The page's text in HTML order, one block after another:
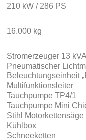
210 kW / 286 PS
16.000 kg
Stromerzeuger 13 kVA
Pneumatischer
Beleuchtungseinheit
Multifunktionsleiter
Tauchpumpe TP4/1
Tauchpumpe Mini
Stihl Motorkettensäge
Kühlbox
Schneeketten